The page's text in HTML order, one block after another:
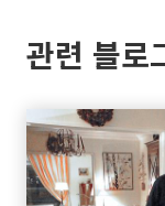
관련 블로